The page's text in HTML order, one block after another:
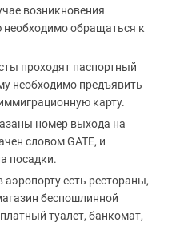
возникновения
обращаться к
проходят паспортный
необходимо предъявить
карту.
номер выхода на
словом GATE, и
посадки.
аэропорту есть рестораны,
беспошлинной
туалет, банкомат,